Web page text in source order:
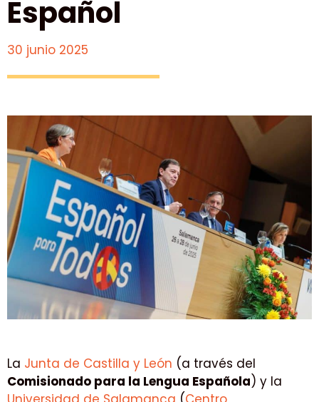
Español
30 junio 2025
La Junta de Castilla y León (a través del
Comisionado para la Lengua Española) y la